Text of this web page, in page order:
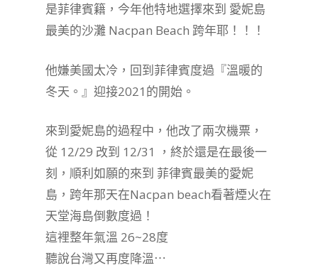
是菲律賓籍，今年他特地選擇來到 愛妮島
最美的沙灘 Nacpan Beach 跨年耶！！！
他嫌美國太冷，回到菲律賓度過『溫暖的
冬天。』迎接2021的開始。
來到愛妮島的過程中，他改了兩次機票，
從 12/29 改到 12/31 ，終於還是在最後一
刻，順利如願的來到 菲律賓最美的愛妮
島，跨年那天在Nacpan beach看著煙火在
天堂海島倒數度過！
這裡整年氣溫 26~28度
聽說台灣又再度降溫⋯